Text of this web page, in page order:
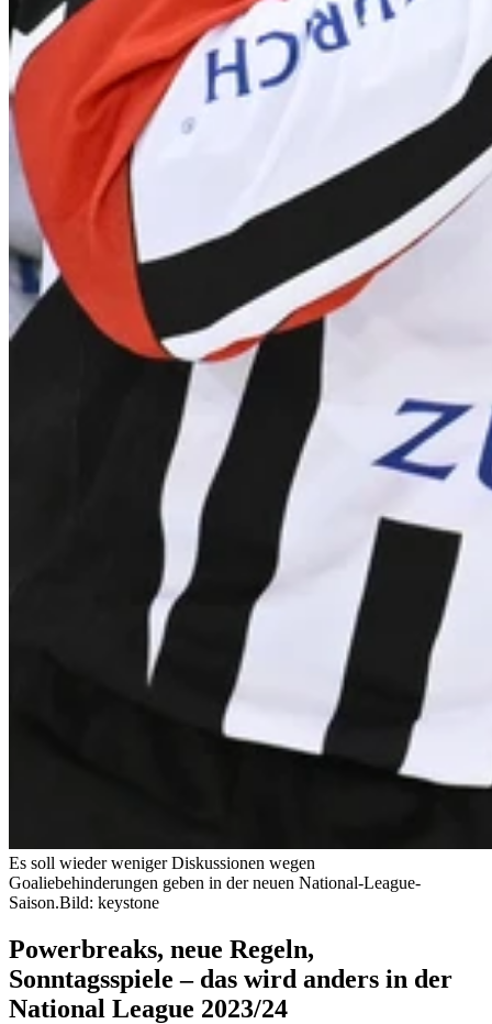
Es soll wieder weniger Diskussionen wegen
Goaliebehinderungen geben in der neuen National-League-
Saison.Bild: keystone
Powerbreaks, neue Regeln,
Sonntagsspiele – das wird anders in der
National League 2023/24